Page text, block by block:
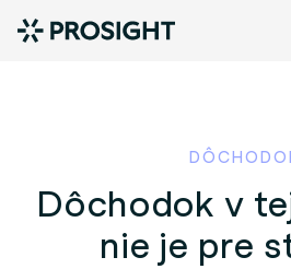
Dôchodok v
nie je pre